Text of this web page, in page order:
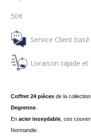
50€
Service Client
Livraison rapide
Coffret 24 pièces de la
Degrenne
Enacier inoxydable , ces
Normandie.